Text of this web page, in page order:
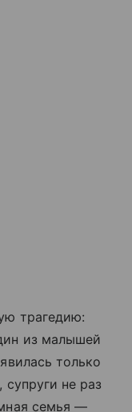
трагедию:
из малышей
только
не раз
семья —